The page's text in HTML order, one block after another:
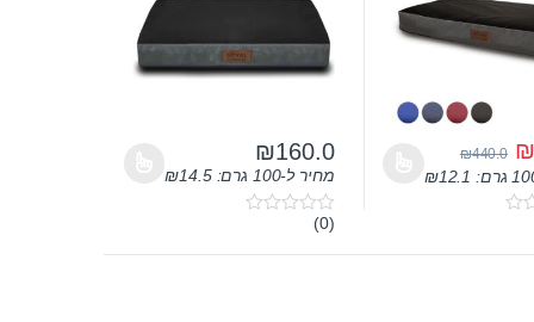
בעמוד המוצר
₪
₪440.0
₪12.1
יש מספר סוגים. ניתן לבחור את האפשרויות בעמוד המוצר
₪160.0
מחיר ל-100 גרם: ₪14.5
למוצר זה יש מספר סוגים. ניתן לבחור את
0
u
(0)